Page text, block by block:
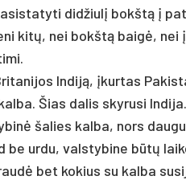
did­žiulį bokštą į
kitų, nei bokštą baigė,
In­diją, įkur­tas
Šias da­lis sky­ru­si
ša­lies kal­ba, nors
ur­du, vals­ty­bi­ne būtų
bet ko­kius su kal­ba